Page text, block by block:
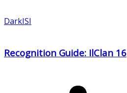
DarkISI
Recognition Guide: IlClan 16